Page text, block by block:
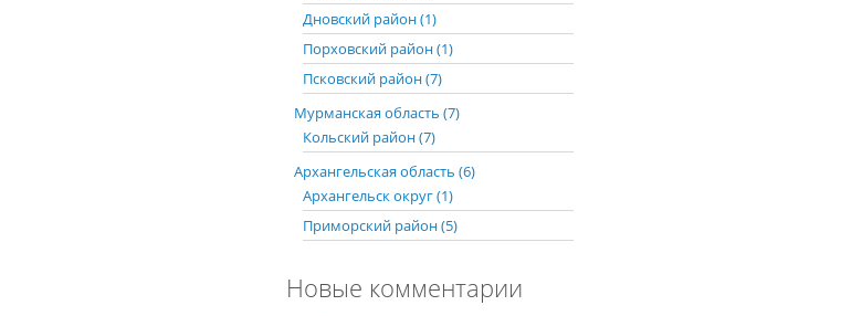
Дновский район (1)
Порховский район (1)
Псковский район (7)
Мурманская область (7)
Кольский район (7)
Архангельская область (6)
Архангельск округ (1)
Приморский район (5)
Новые комментарии